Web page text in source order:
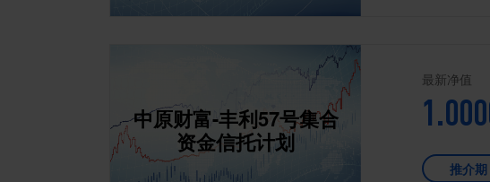
中原财富-丰利57号集合
资金信托计划
最新净值
推介期